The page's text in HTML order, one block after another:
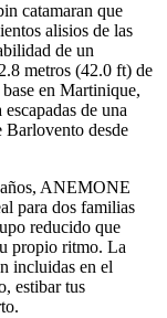
catamaran que
alisios de las
de un
metros (42.0 ft) de
en Martinique,
de una
Barlovento desde
ANEMONE
para dos familias
reducido que
propio ritmo. La
incluidas en el
estibar tus